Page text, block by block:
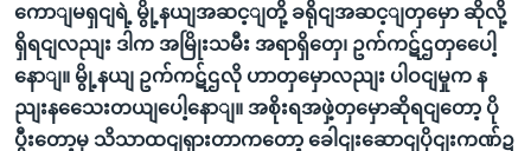
ကောျမရှငျရဲ့ မွို့နယျအဆင့ျတို့ ခရိုငျအဆင့ျတှမှော ဆိုလို့
ရှိရငျလညျး ဒါက အမြိုးသမီး အရာရှိတှေ၊ ဥက်ကဋ်ဌတှပေေါ့
နောျ။ မွို့နယျ ဥက်ကဋ်ဌလို ဟာတှမှောလညျး ပါဝငျမှုက န
ညျးနသေေးတယျပေါ့နောျ။ အစိုးရအဖှဲ့တှမှောဆိုရငျတော့ ပို
ပွီးတော့မှ သိသာထငျရှားတာကတော့ ခေါငျးဆောငျပိုငျးကဏ်ဍ